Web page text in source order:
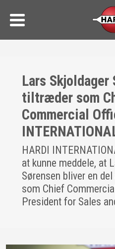
Lars Skjoldager
tiltræder som
Commercial
HARDI
at kunne meddele, at
Sørensen bliver en
som Chief
President for Sales